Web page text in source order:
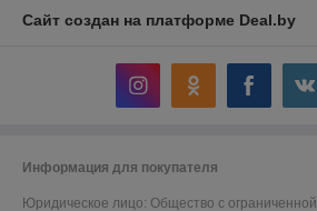
Сайт создан на платформе Deal.by
Информация для покупателя
Юридическое лицо: Общество с